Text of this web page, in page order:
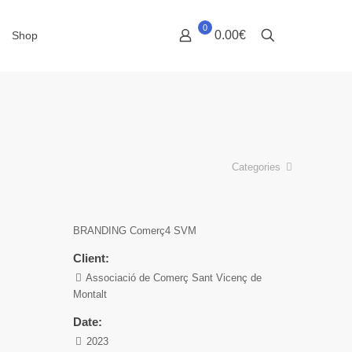
Shop
0
0.00€
Categories
BRANDING Comerç4 SVM
Client:
Associació de Comerç Sant Vicenç de
Montalt
Date:
2023